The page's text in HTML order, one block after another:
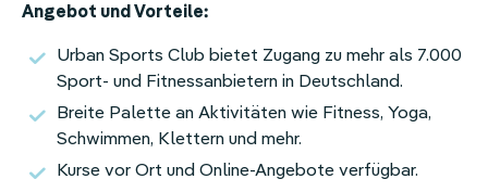
Angebot und Vorteile:
Urban Sports Club bietet Zugang zu mehr als 7.000
Sport- und Fitnessanbietern in Deutschland.
Breite Palette an Aktivitäten wie Fitness, Yoga,
Schwimmen, Klettern und mehr.
Kurse vor Ort und Online-Angebote verfügbar.